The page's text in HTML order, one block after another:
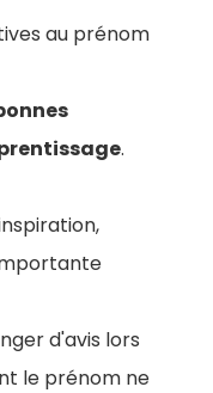
au prénom
.
d'avis lors
le prénom ne